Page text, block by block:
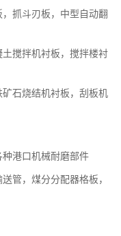
抓斗刃板，中型自动翻
搅拌机衬板，搅拌楼衬
石烧结机衬板，刮板机
港口机械耐磨部件
管，煤分分配器格板，